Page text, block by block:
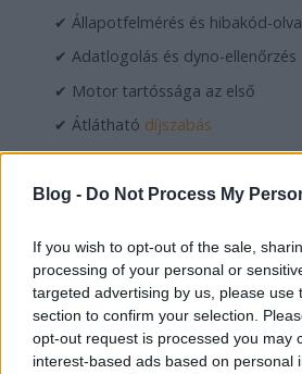
Blog - Do Not Process My
If you wish to opt-out of the sale,
processing of your personal or
targeted advertising by us, please use
section to confirm your selection.
opt-out request is processed you may
interest-based ads based on personal
✔ Állapotfelmérés és hibakód-
✔ Adatlogolás és dyno-ellenőrzés
✔ Motor tartóssága az első
✔ Átlátható díjszabás
Melyik chiptuning céget
Power & Performance (UTI)
© 2024 chiptuning.hu·